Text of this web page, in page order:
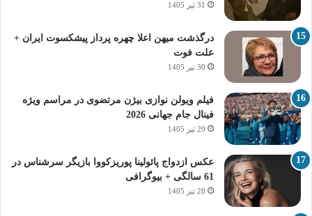
31 تیر 1405
درگذشت میهن اعلا چهره پرداز پیشکسوت ایران +
علت فوت
30 تیر 1405
فیلم ویولن نوازی بیژن مرتضوی در مراسم ویژه
فینال جام جهانی 2026
29 تیر 1405
عکس ازدواج پائولینا پوریزکووا بازیگر سرشناس در
61 سالگی + بیوگرافی
28 تیر 1405